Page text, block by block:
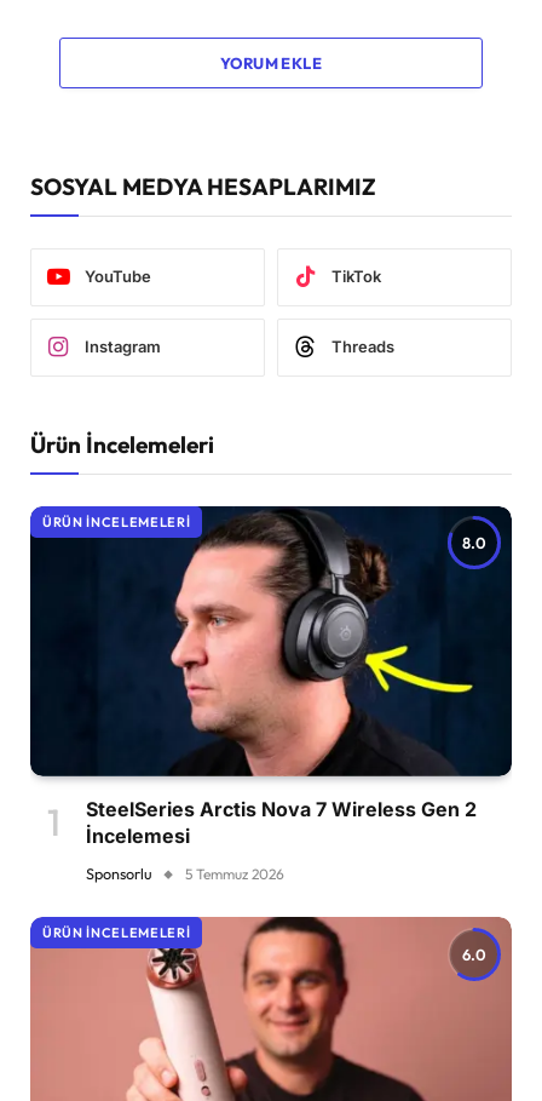
YORUM EKLE
SOSYAL MEDYA HESAPLARIMIZ
YouTube TikTok
Instagram Threads
Ürün İncelemeleri
8.0
ÜRÜN İNCELEMELERI
SteelSeries Arctis Nova 7 Wireless Gen 2
İncelemesi
Sponsorlu 5 Temmuz 2026
6.0
ÜRÜN İNCELEMELERI